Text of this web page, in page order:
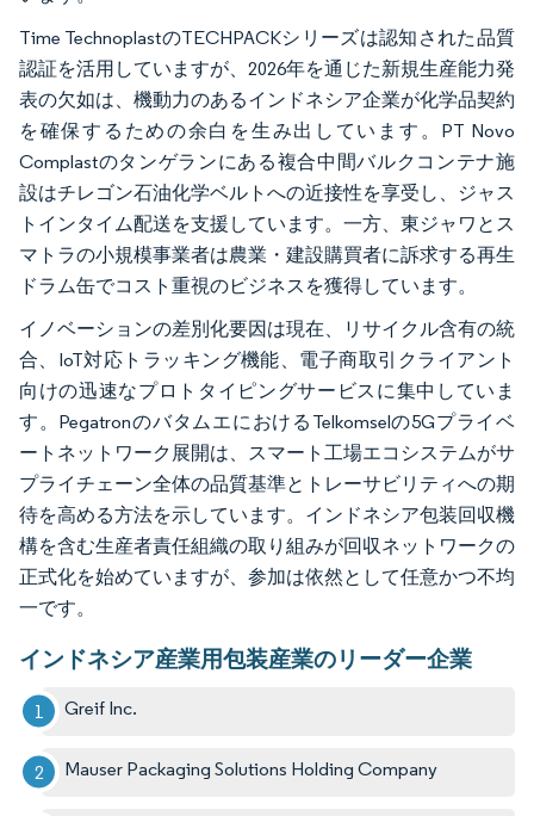
Time TechnoplastのTECHPACKシリーズは認知された品質
認証を活用していますが、2026年を通じた新規生産能力発
表の欠如は、機動力のあるインドネシア企業が化学品契約
を確保するための余白を生み出しています。PT Novo
Complastのタンゲランにある複合中間バルクコンテナ施
設はチレゴン石油化学ベルトへの近接性を享受し、ジャス
トインタイム配送を支援しています。一方、東ジャワとス
マトラの小規模事業者は農業・建設購買者に訴求する再生
ドラム缶でコスト重視のビジネスを獲得しています。
イノベーションの差別化要因は現在、リサイクル含有の統
合、IoT対応トラッキング機能、電子商取引クライアント
向けの迅速なプロトタイピングサービスに集中していま
す。PegatronのバタムエにおけるTelkomselの5Gプライベ
ートネットワーク展開は、スマート工場エコシステムがサ
プライチェーン全体の品質基準とトレーサビリティへの期
待を高める方法を示しています。インドネシア包装回収機
構を含む生産者責任組織の取り組みが回収ネットワークの
正式化を始めていますが、参加は依然として任意かつ不均
一です。
インドネシア産業用包装産業のリーダー企業
Greif Inc.
Mauser Packaging Solutions Holding Company